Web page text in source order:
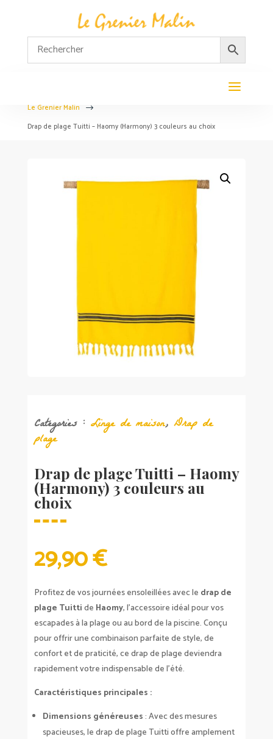
Le Grenier Malin $
Drap de plage Tuitti – Haomy (Harmony) 3 couleurs au choix
Catégories : Linge de maison, Drap de
plage
Drap de plage Tuitti – Haomy
(Harmony) 3 couleurs au
choix
29,90€
Profitez de vos journées ensoleillées avec le drap de
plage Tuittide Haomy, l’accessoire idéal pour vos
escapades à la plage ou au bord de la piscine. Conçu
pour offrir une combinaison parfaite de style, de
confort et de praticité, ce drap de plage deviendra
rapidement votre indispensable de l’été.
Caractéristiques principales :
Dimensions généreuses: Avec des mesures
spacieuses, le drap de plage Tuitti offre amplement